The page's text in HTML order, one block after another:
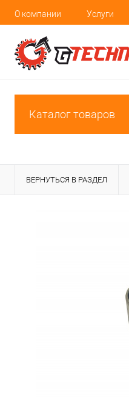
О компании Услуги
Каталог товаров
ВЕРНУТЬСЯ В РАЗДЕЛ